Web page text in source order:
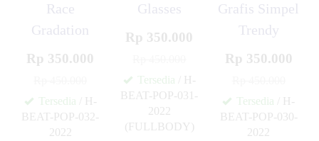
Race
Gradation
Rp 350.000
Tersedia / H-
BEAT-POP-032-
2022
Glasses
Rp 350.000
Tersedia / H-
BEAT-POP-031-
2022
(FULLBODY)
Grafis Simpel
Trendy
Rp 350.000
Tersedia / H-
BEAT-POP-030-
2022